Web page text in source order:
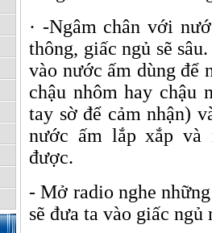
· -Ngâm chân với
thông, giấc ngủ sẽ
vào nước ấm dùng để
chậu nhôm hay chậu
tay sờ để cảm nhận)
nước ấm lắp xắp và
được.
- Mở radio nghe
sẽ đưa ta vào giấc